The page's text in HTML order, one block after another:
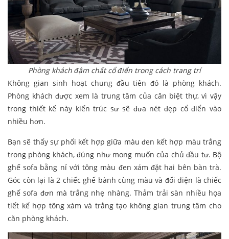
Phòng khách đậm chất cổ điển trong cách trang trí
Không gian sinh hoạt chung đầu tiên đó là phòng khách.
Phòng khách được xem là trung tâm của căn biệt thự, vì vậy
trong thiết kế này kiến trúc sư sẽ đưa nét đẹp cổ điển vào
nhiều hơn.
Bạn sẽ thấy sự phối kết hợp giữa màu đen kết hợp màu trắng
trong phòng khách, đúng như mong muốn của chủ đầu tư. Bộ
ghế sofa bằng nỉ với tông màu đen xám đặt hai bên bàn trà.
Góc còn lại là 2 chiếc ghế bành cùng màu và đối diện là chiếc
ghế sofa đơn mà trắng nhẹ nhàng. Thảm trải sàn nhiều họa
tiết kế hợp tông xám và trắng tạo không gian trung tâm cho
căn phòng khách.